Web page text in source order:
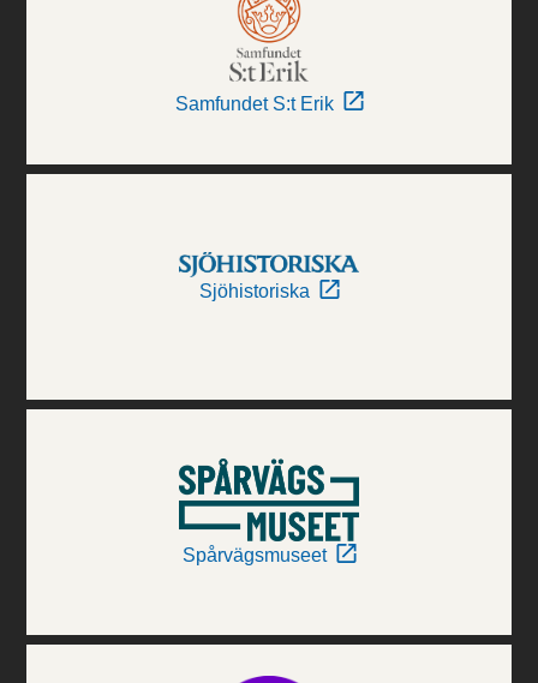
Samfundet S:t Erik
Sjöhistoriska
Spårvägsmuseet